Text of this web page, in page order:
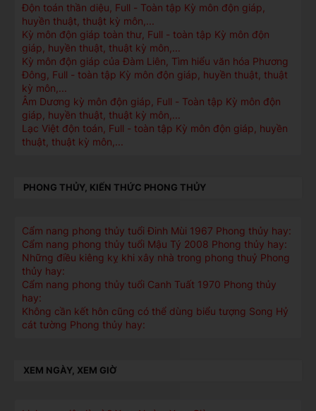
Độn toán thần diệu, Full - Toàn tập Kỳ môn độn giáp,
huyền thuật, thuật kỳ môn,...
Kỳ môn độn giáp toàn thư, Full - toàn tập Kỳ môn độn
giáp, huyền thuật, thuật kỳ môn,...
Kỳ môn độn giáp của Đàm Liên, Tìm hiểu văn hóa Phương
Đông, Full - toàn tập Kỳ môn độn giáp, huyền thuật, thuật
kỳ môn,...
Âm Dương kỳ môn độn giáp, Full - Toàn tập Kỳ môn độn
giáp, huyền thuật, thuật kỳ môn,...
Lạc Việt độn toán, Full - toàn tập Kỳ môn độn giáp, huyền
thuật, thuật kỳ môn,...
PHONG THỦY, KIẾN THỨC PHONG THỦY
Cẩm nang phong thủy tuổi Đinh Mùi 1967 Phong thủy hay:
Cẩm nang phong thủy tuổi Mậu Tý 2008 Phong thủy hay:
Những điều kiêng kỵ khi xây nhà trong phong thuỷ Phong
thủy hay:
Cẩm nang phong thủy tuổi Canh Tuất 1970 Phong thủy
hay:
Không cần kết hôn cũng có thể dùng biểu tượng Song Hỷ
cát tường Phong thủy hay:
XEM NGÀY, XEM GIỜ